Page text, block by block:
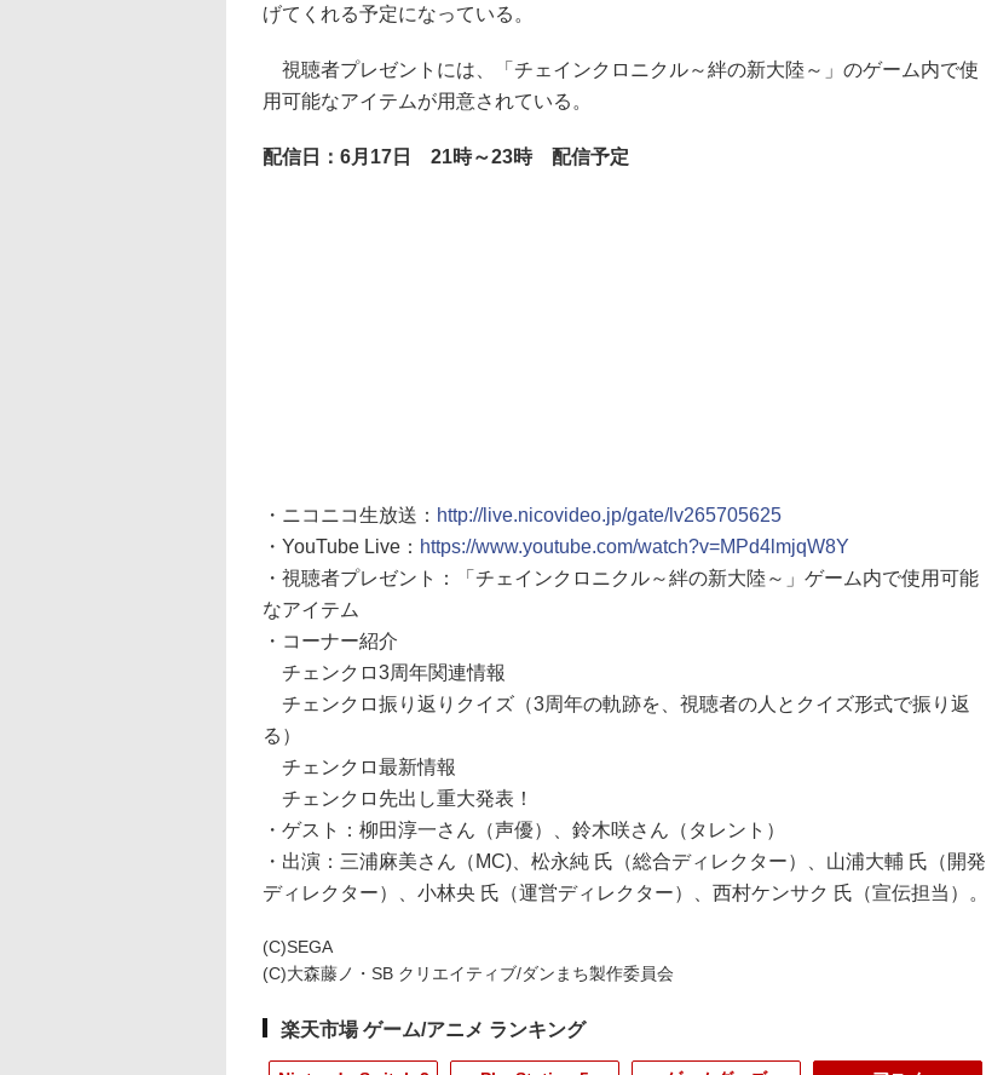
げてくれる予定になっている。
視聴者プレゼントには、「チェインクロニクル～絆の新大陸～」のゲーム内で使
用可能なアイテムが用意されている。
配信日：6月17日 21時～23時 配信予定
・ニコニコ生放送： http://live.nicovideo.jp/gate/lv265705625
・YouTube Live： https://www.youtube.com/watch?v=MPd4lmjqW8Y
・視聴者プレゼント：「チェインクロニクル～絆の新大陸～」ゲーム内で使用可能
なアイテム
・コーナー紹介
チェンクロ3周年関連情報
チェンクロ振り返りクイズ（3周年の軌跡を、視聴者の人とクイズ形式で振り返
る）
チェンクロ最新情報
チェンクロ先出し重大発表！
・ゲスト：柳田淳一さん（声優）、鈴木咲さん（タレント）
・出演：三浦麻美さん（MC)、松永純 氏（総合ディレクター）、山浦大輔 氏（開発
ディレクター）、小林央 氏（運営ディレクター）、西村ケンサク 氏（宣伝担当）。
(C)SEGA
(C)大森藤ノ・SB クリエイティブ/ダンまち製作委員会
楽天市場 ゲーム/アニメ ランキング